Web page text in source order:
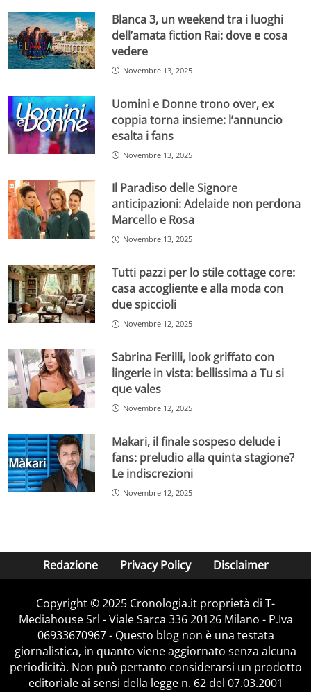
Blanca 3, un weekend tra i luoghi
dell’amata fiction Rai: dove e cosa
vedere
Novembre 13, 2025
Uomini e Donne trono over, ex
coppia torna insieme: l’annuncio
esalta i fans
Novembre 13, 2025
Il Paradiso delle Signore
anticipazioni: Adelaide non perdona
Marcello e Rosa
Novembre 13, 2025
Tutti pazzi per lo stile cottage core:
casa accogliente e alla moda con
due spiccioli
Novembre 12, 2025
Sabrina Ferilli, look griffato con
lingerie in vista: bellissima a Tu si
que vales
Novembre 12, 2025
Makari, il finale sospeso delude i
fans: preludio alla quinta stagione?
Le indiscrezioni
Novembre 12, 2025
Redazione Privacy Policy Disclaimer
Copyright © 2025 Cronologia.it proprietà di T-
Mediahouse Srl - Viale Sarca 336 20126 Milano - P.Iva
06933670967 - Questo blog non è una testata
giornalistica, in quanto viene aggiornato senza alcuna
periodicità. Non può pertanto considerarsi un prodotto
editoriale ai sensi della legge n. 62 del 07.03.2001